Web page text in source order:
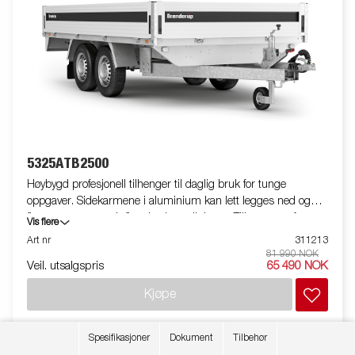
Spesifikasjoner Dokument Tilbehør
5325ATB2500
Høybygd profesjonell tilhenger til daglig bruk for tunge
oppgaver. Sidekarmene i aluminium kan lett legges ned og
fjernes, noe som gir flere bruksmuligheter. Tilhengeren fungerer
også som en plattform-tilhenger. Kraftige surrefester på
tilhengeren gjør det svært enkelt å sikre lasten. Stort
tilbehørsprogram tilgjengelig. Bildene er kun til illustrative
miljøavgift kan tilkomme.
Vis flere
Art nr
311213
Veil. utsalgspris
81 990 NOK
65 490 NOK
Kjøpe